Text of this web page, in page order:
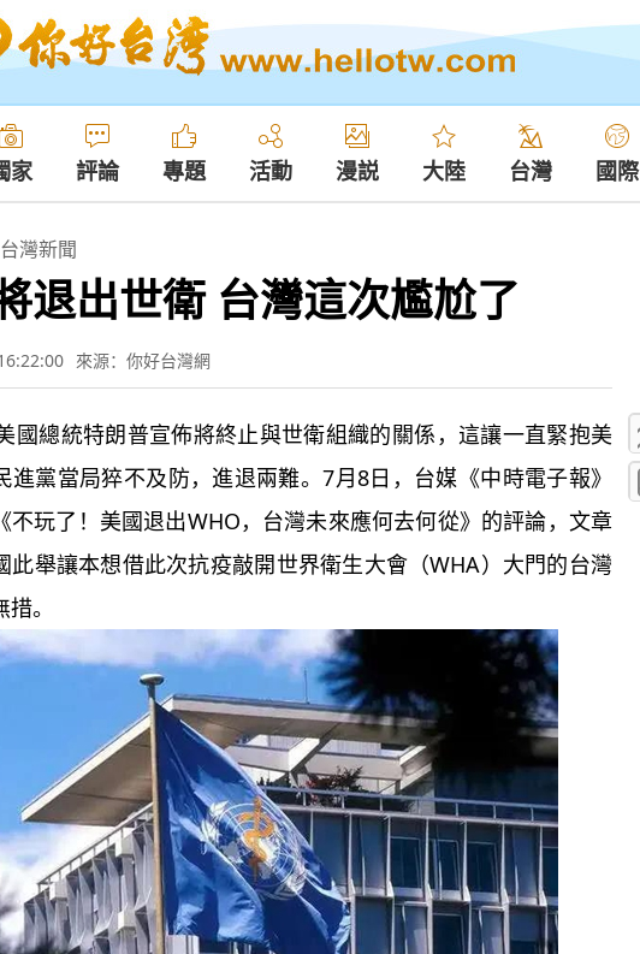
家 評論 專題 活動 漫説 大陸 台灣 國際
台灣新聞
退出世衛 台灣這次尷尬了
來源：你好台灣網
總統特朗普宣佈將終止與世衛組織的關係，這讓一直緊抱美
進黨當局猝不及防，進退兩難。7月8日，台媒《中時電子報》
不玩了！美國退出WHO，台灣未來應何去何從》的評論，文章
此舉讓本想借此次抗疫敲開世界衛生大會（WHA）大門的台灣
。